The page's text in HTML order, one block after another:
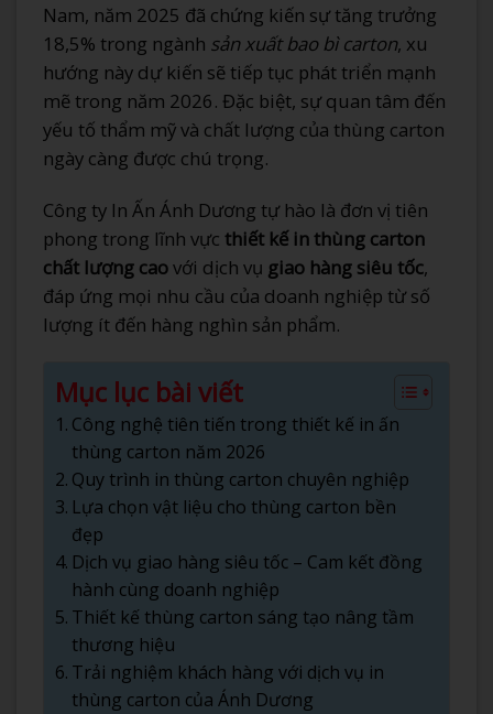
Nam, năm 2025 đã chứng kiến sự tăng trưởng
18,5% trong ngành sản xuất bao bì carton, xu
hướng này dự kiến sẽ tiếp tục phát triển mạnh
mẽ trong năm 2026. Đặc biệt, sự quan tâm đến
yếu tố thẩm mỹ và chất lượng của thùng carton
ngày càng được chú trọng.
Công ty In Ấn Ánh Dương tự hào là đơn vị tiên
phong trong lĩnh vực thiết kế in thùng carton
chất lượng caovới dịch vụ giao hàng siêu tốc,
đáp ứng mọi nhu cầu của doanh nghiệp từ số
lượng ít đến hàng nghìn sản phẩm.
Mục lục bài viết
Công nghệ tiên tiến trong thiết kế in ấn
thùng carton năm 2026
Quy trình in thùng carton chuyên nghiệp
Lựa chọn vật liệu cho thùng carton bền
đẹp
Dịch vụ giao hàng siêu tốc – Cam kết đồng
hành cùng doanh nghiệp
Thiết kế thùng carton sáng tạo nâng tầm
thương hiệu
Trải nghiệm khách hàng với dịch vụ in
thùng carton của Ánh Dương